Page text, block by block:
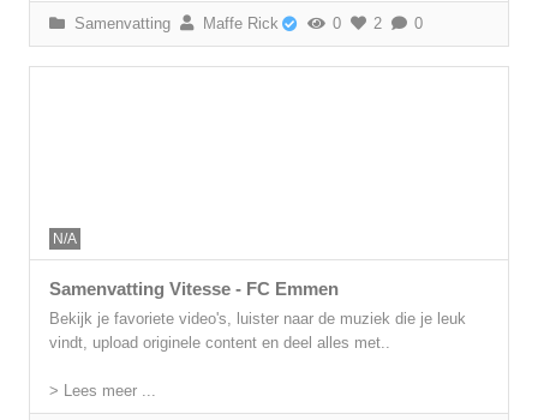
Samenvatting Maffe Rick 0 2 0
N/A
Samenvatting Vitesse - FC Emmen
Bekijk je favoriete video's, luister naar de muziek die je leuk
vindt, upload originele content en deel alles met..
> Lees meer ...